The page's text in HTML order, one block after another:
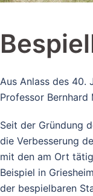
Aus Anlass des 40.
Professor Bernhard
Seit der Gründung
die Verbesserung
mit den am Ort
Beispiel in
der bespielbaren